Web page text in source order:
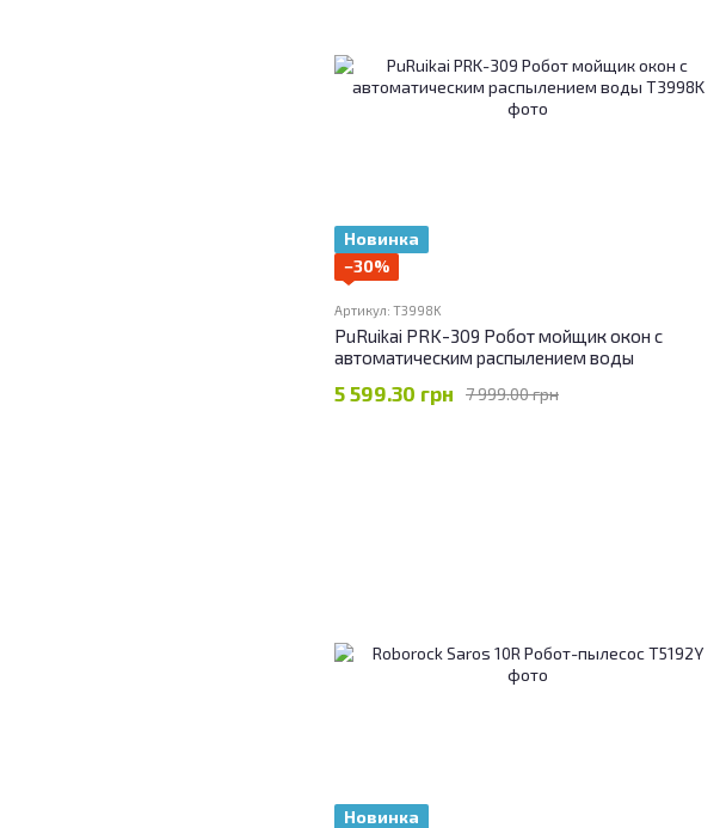
Новинка
−30%
Артикул: T3998K
PuRuikai PRK-309 Робот мойщик окон c
автоматическим распылением воды
7 999.00 грн
5 599.30 грн
Новинка